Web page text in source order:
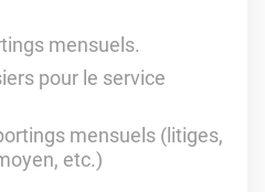
mensuels.
pour le service
mensuels (litiges,
etc.)